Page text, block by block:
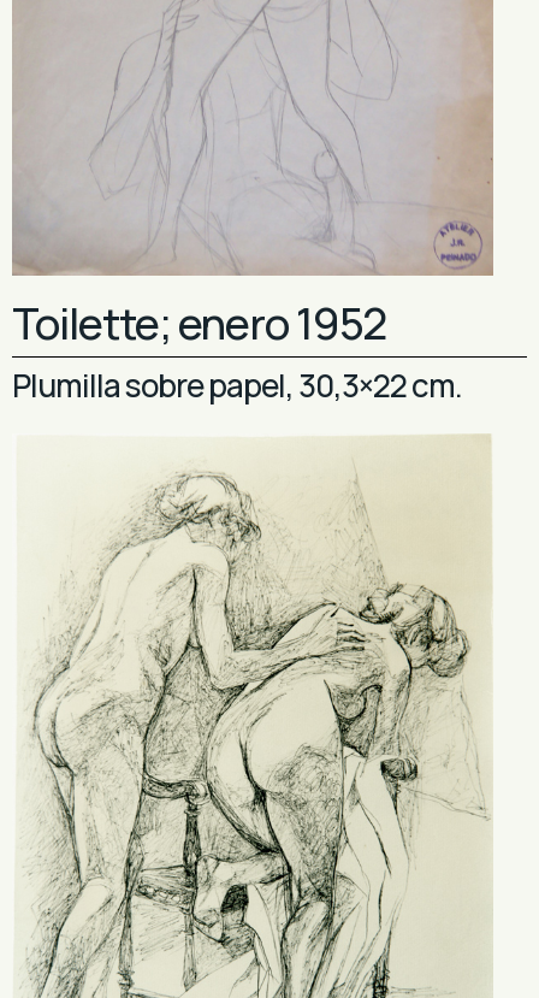
Toilette; enero 1952
Plumilla sobre papel, 30,3×22 cm.